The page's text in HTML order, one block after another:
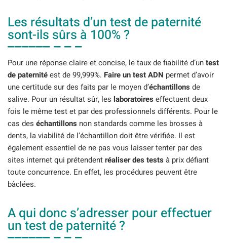
Les résultats d’un test de paternité
sont-ils sûrs à 100% ?
Pour une réponse claire et concise, le taux de fiabilité d’untest
de paternitéest de 99,999%. Faire un test ADN permet d’avoir
une certitude sur des faits par le moyen d’échantillonsde
salive. Pour un résultat sûr, les laboratoireseffectuent deux
fois le même test et par des professionnels différents. Pour le
cas des échantillons non standards comme les brosses à
dents, la viabilité de l’échantillon doit être vérifiée. Il est
également essentiel de ne pas vous laisser tenter par des
sites internet qui prétendentréaliser des testsà prix défiant
toute concurrence. En effet, les procédures peuvent être
bâclées.
A qui donc s’adresser pour effectuer
un test de paternité ?